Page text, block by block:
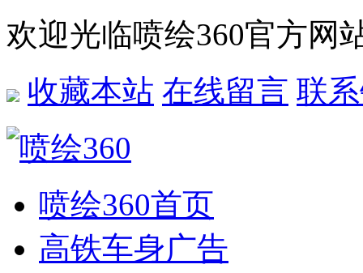
欢迎光临喷绘360官方网
收藏本站 在线留言 联
喷绘360首页
高铁车身广告